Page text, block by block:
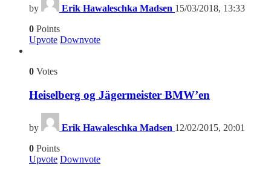
by Erik Hawaleschka Madsen 15/03/2018, 13:33
0 Points
Upvote Downvote
0 Votes
Heiselberg og Jägermeister BMW’en
by Erik Hawaleschka Madsen 12/02/2015, 20:01
0 Points
Upvote Downvote